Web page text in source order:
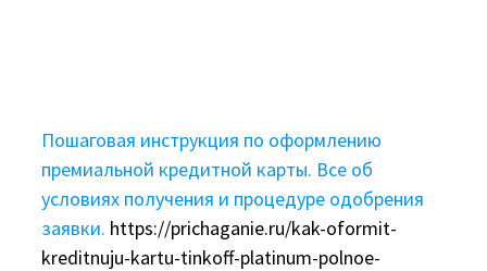
Пошаговая инструкция по оформлению
премиальной кредитной карты. Все об
условиях получения и процедуре одобрения
заявки. https://prichaganie.ru/kak-oformit-
kreditnuju-kartu-tinkoff-platinum-polnoe-